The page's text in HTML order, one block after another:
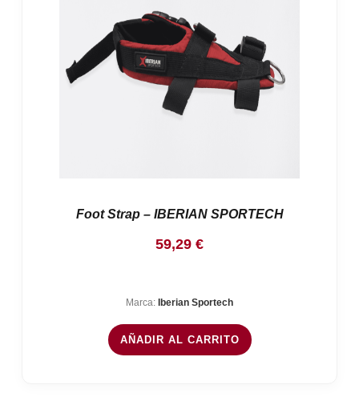
Foot Strap – IBERIAN SPORTECH
59,29 €
Marca: Iberian Sportech
AÑADIR AL CARRITO